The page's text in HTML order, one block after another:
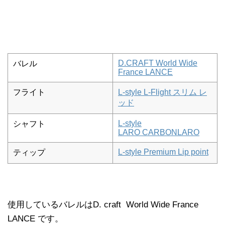
バレル
D.CRAFT World Wide
France LANCE
フライト
L-style L-Flight スリム レ
ッド
シャフト
L-style
LARO CARBONLARO
ティップ L-style Premium Lip point
使用しているバレルはD. craft World Wide France
LANCE です。